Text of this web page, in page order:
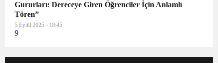
Gururları: Dereceye Giren Öğrenciler İçin Anlamlı
Tören”
5 Eylül 2025 - 18:45
9